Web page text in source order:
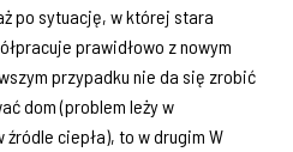
po sytuację, w której stara
prawidłowo z nowym
przypadku nie da się zrobić
dom (problem leży w
źródle ciepła), to w drugim W